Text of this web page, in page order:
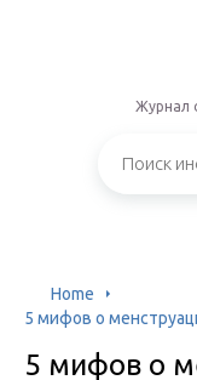
Журнал
Home
5 мифов о
5 мифов о